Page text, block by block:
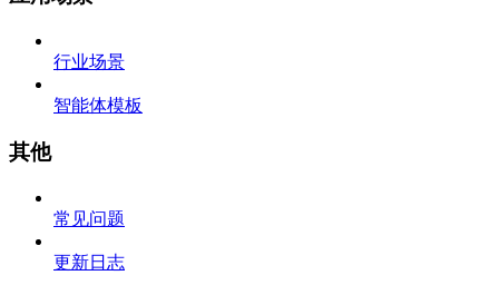
行业场景
智能体模板
其他
常见问题
更新日志